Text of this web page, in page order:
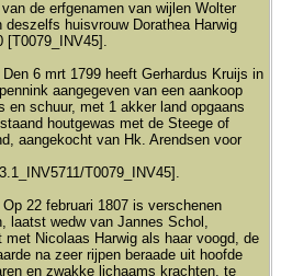
de erfgenamen van wijlen Wolter
deszelfs huisvrouw Dorathea Harwig
[T0079_INV45].
Den 6 mrt 1799 heeft Gerhardus Kruijs in
aangegeven van een aankoop
en schuur, met 1 akker land opgaans
houtgewas met de Steege of
aangekocht van Hk. Arendsen voor
T0079_INV45].
Op 22 februari 1807 is verschenen
laatst wedw van Jannes Schol,
met Nicolaas Harwig als haar voogd, de
na zeer rijpen beraade uit hoofde
en zwakke lichaams krachten, te